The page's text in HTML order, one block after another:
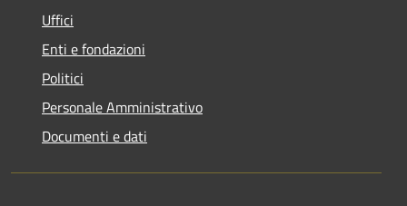
Uffici
Enti e fondazioni
Politici
Personale Amministrativo
Documenti e dati